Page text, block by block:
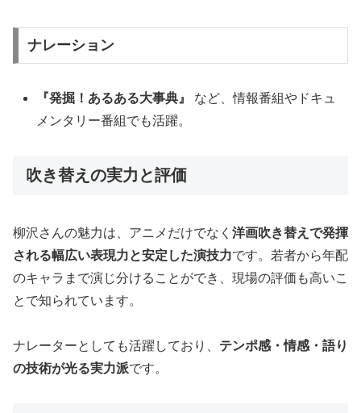
ナレーション
『発掘！あるある大事典』
など、情報番組やドキュ
メンタリー番組でも活躍。
吹き替えの実力と評価
柳沢さんの魅力は、アニメだけでなく 洋画吹き替えで発揮
される幅広い表現力と安定した演技力です。若者から年配
のキャラまで演じ分けることができ、現場の評価も高いこ
とで知られています。
ナレーターとしても活躍しており、 テンポ感・情感・語り
の技術が光る実力派です。